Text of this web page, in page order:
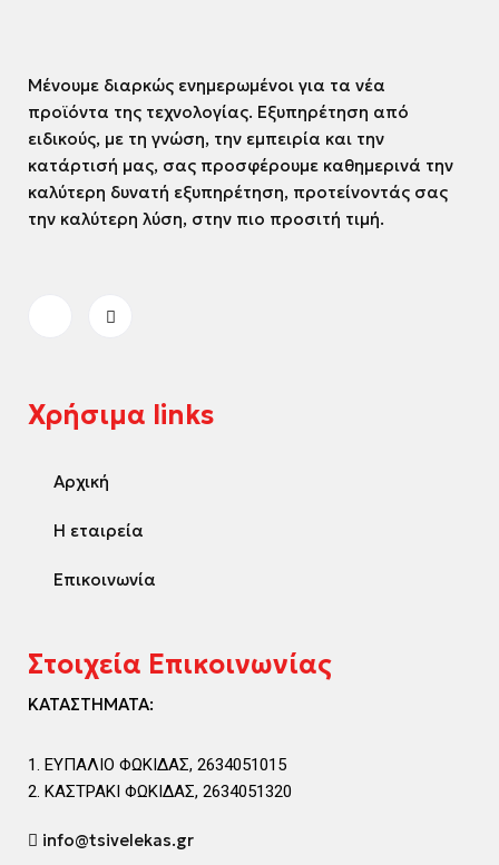
Μένουμε διαρκώς ενημερωμένοι για τα νέα
προϊόντα της τεχνολογίας. Εξυπηρέτηση από
ειδικούς, με τη γνώση, την εμπειρία και την
κατάρτισή μας, σας προσφέρουμε καθημερινά την
καλύτερη δυνατή εξυπηρέτηση, προτείνοντάς σας
την καλύτερη λύση, στην πιο προσιτή τιμή.
Χρήσιμα links
Αρχική
Η εταιρεία
Επικοινωνία
Στοιχεία Επικοινωνίας
ΚΑΤΑΣΤΗΜΑΤΑ:
ΕΥΠΑΛΙΟ ΦΩΚΙΔΑΣ, 2634051015
ΚΑΣΤΡΑΚΙ ΦΩΚΙΔΑΣ, 2634051320
info@tsivelekas.gr